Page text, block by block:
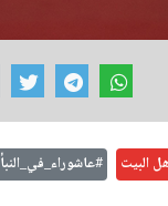
البيت #عاشوراء_في_النبأ